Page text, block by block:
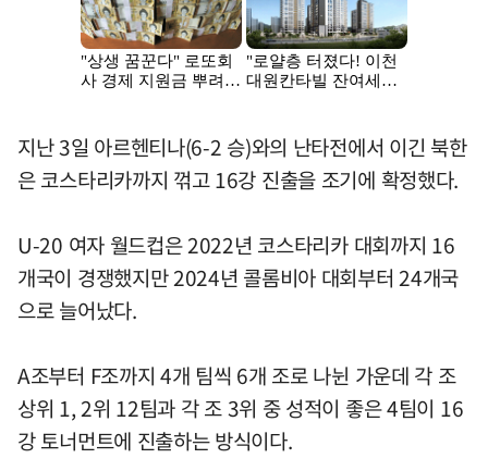
지난 3일 아르헨티나(6-2 승)와의 난타전에서 이긴 북한
은 코스타리카까지 꺾고 16강 진출을 조기에 확정했다.
U-20 여자 월드컵은 2022년 코스타리카 대회까지 16
개국이 경쟁했지만 2024년 콜롬비아 대회부터 24개국
으로 늘어났다.
A조부터 F조까지 4개 팀씩 6개 조로 나뉜 가운데 각 조
상위 1, 2위 12팀과 각 조 3위 중 성적이 좋은 4팀이 16
강 토너먼트에 진출하는 방식이다.